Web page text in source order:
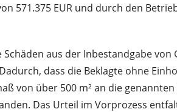
571.375 EUR und durch den
aus der Inbestandgabe von
dass die Beklagte ohne
von über 500 m² an die
Das Urteil im Vorprozess